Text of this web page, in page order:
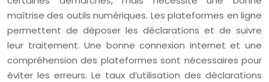
maîtrise des outils numériques. Les plateformes en ligne
permettent de déposer les déclarations et de suivre
leur traitement. Une bonne connexion internet et une
compréhension des plateformes sont nécessaires pour
éviter les erreurs. Le taux d’utilisation des déclarations